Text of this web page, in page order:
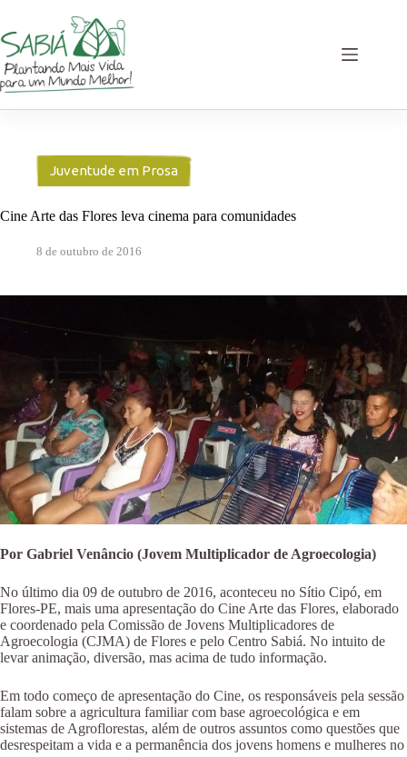
o
conteúdo
Juventude em Prosa
Cine Arte das Flores leva cinema para comunidades
8 de outubro de 2016
Por Gabriel Venâncio (Jovem Multiplicador de Agroecologia)
No último dia 09 de outubro de 2016, aconteceu no Sítio Cipó, em
Flores-PE, mais uma apresentação do Cine Arte das Flores, elaborado
e coordenado pela Comissão de Jovens Multiplicadores de
Agroecologia (CJMA) de Flores e pelo Centro Sabiá. No intuito de
levar animação, diversão, mas acima de tudo informação.
Em todo começo de apresentação do Cine, os responsáveis pela sessão
falam sobre a agricultura familiar com base agroecológica e em
sistemas de Agroflorestas, além de outros assuntos como questões que
desrespeitam a vida e a permanência dos jovens homens e mulheres no